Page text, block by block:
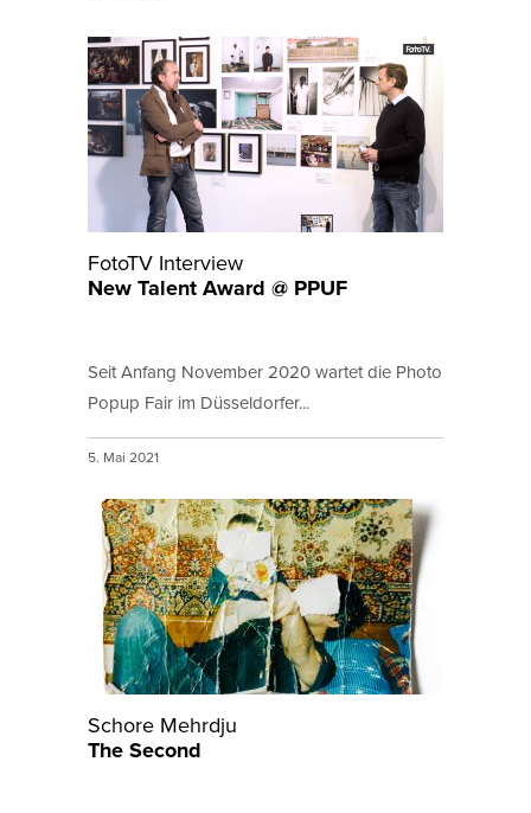
FotoTV Interview
New Talent Award @ PPUF
Seit Anfang November 2020 wartet die Photo
Popup Fair im Düsseldorfer...
5. Mai 2021
Schore Mehrdju
The Second